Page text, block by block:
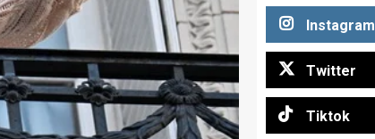
Instagram
Twitter
Tiktok